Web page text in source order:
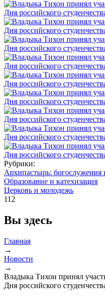
Рубрики:
Архипастырь: богослужения
Образование и катехизация
Церковь и молодежь
112
Вы здесь
Главная
→
Новости
→
Владыка Тихон принял
Дня российского